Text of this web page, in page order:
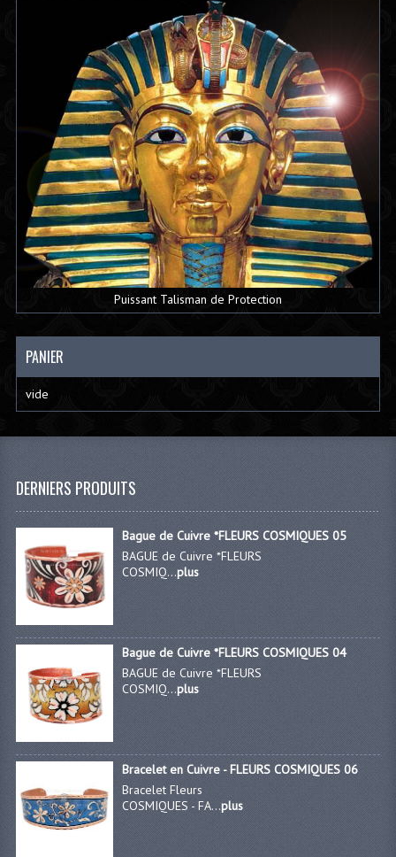
Puissant Talisman de Protection
PANIER
vide
DERNIERS PRODUITS
Bague de Cuivre *FLEURS COSMIQUES 05
BAGUE de Cuivre *FLEURS
COSMIQ...plus
Bague de Cuivre *FLEURS COSMIQUES 04
BAGUE de Cuivre *FLEURS
COSMIQ...plus
Bracelet en Cuivre - FLEURS COSMIQUES 06
Bracelet Fleurs
COSMIQUES - FA...plus